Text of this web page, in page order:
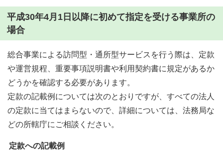
平成30年4月1日以降に初めて指定を受ける事業所の
場合
総合事業による訪問型・通所型サービスを行う際は、定款
や運営規程、重要事項説明書や利用契約書に規定があるか
どうかを確認する必要があります。
定款の記載例については次のとおりですが、すべての法人
の定款に当てはまらないので、詳細については、法務局な
どの所轄庁にご相談ください。
定款への記載例